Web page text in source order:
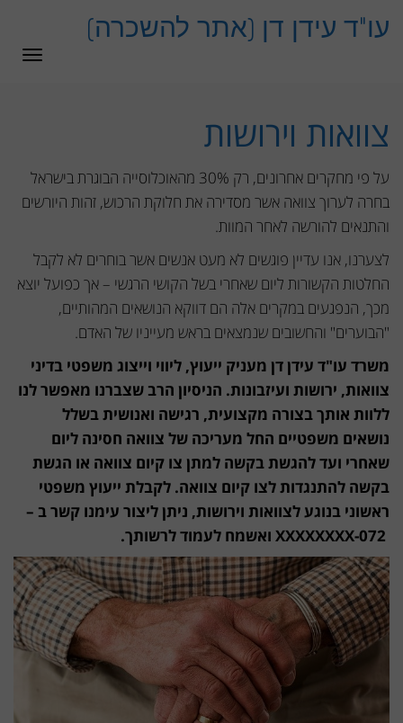
עו"ד עידן דן (אתר להשכרה)
צוואות וירושות
על פי מחקרים אחרונים, רק 30% מהאוכלוסייה הבוגרת בישראל
בחרה לערוך צוואה אשר מסדירה את חלוקת הרכוש, זהות היורשים
והתנאים להורשה לאחר המוות.
לצערנו, אנו עדיין פוגשים לא מעט אנשים אשר בוחרים לא לקבל
החלטות הקשורות ליום שאחרי בשל הקושי הרגשי – אך כפועל יוצא
מכך, הנפגעים במקרים אלה הם דווקא הנושאים המהותיים,
"הבוערים" והחשובים שנמצאים בראש מעייניו של האדם.
משרד עו"ד עידן דן מעניק ייעוץ, ליווי וייצוג משפטי בדיני
צוואות, ירושות ועיזבונות. הניסיון הרב שצברנו מאפשר לנו
ללוות אותך בצורה מקצועית, רגישה ואנושית בשלל
נושאים משפטיים החל מעריכה של צוואה חסינה ליום
שאחרי ועד להגשת בקשה למתן צו קיום צוואה או הגשת
בקשה להתנגדות לצו קיום צוואה. לקבלת ייעוץ משפטי
ראשוני בנוגע לצוואות וירושות, ניתן ליצור עימנו קשר ב –
ואשמח לעמוד לרשותך.